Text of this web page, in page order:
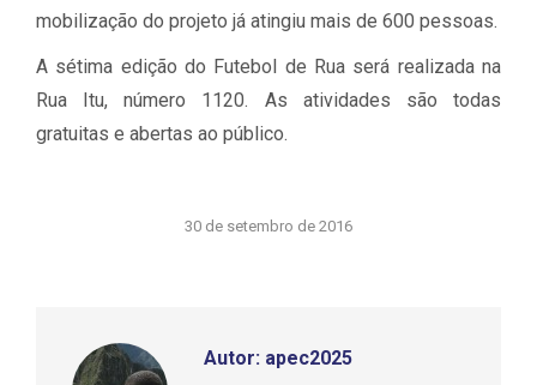
mobilização do projeto já atingiu mais de 600 pessoas.
A sétima edição do Futebol de Rua será realizada na
Rua Itu, número 1120. As atividades são todas
gratuitas e abertas ao público.
30 de setembro de 2016
Autor: apec2025